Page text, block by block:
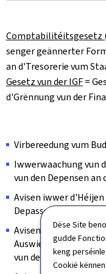
Dëse Site
gudde
keng
Cookië
Comptabilitéitsgesetz
senger geännerter
an d'Tresorerie vum
Gesetz vun der IGF=
d'Grënnung vun der
Virbereedung vum
Iwwerwaachung vun
vun den Depensen
Avisen iwwer
Depassementer vun
Avisen iwwert
Auswierkungen op
vun deenen hirer